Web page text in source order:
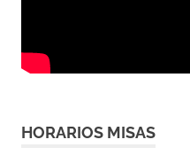
HORARIOS MISAS